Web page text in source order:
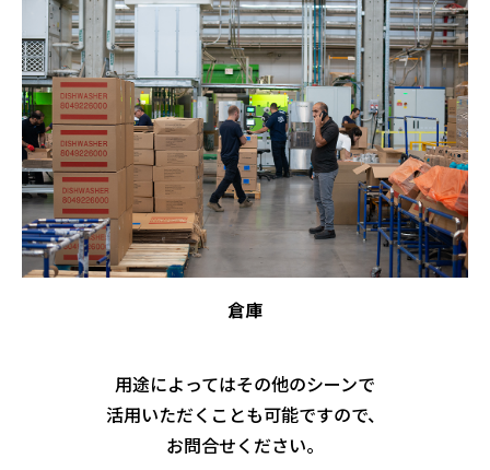
倉庫
用途によってはその他のシーンで
活用いただくことも可能ですので、
お問合せください。